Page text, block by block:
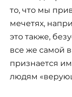
то, что мы
мечетях,
это также,
все же самой
признается
людям